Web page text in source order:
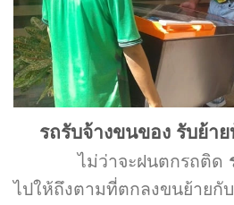
รถรับจ้างขนของ รับย้า
ไม่ว่าจะฝนตกรถติด
ไปให้ถึงตามที่ตกลงขนย้ายกั